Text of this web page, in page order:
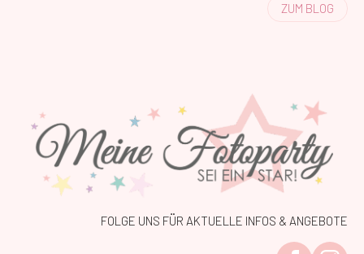
ZUM BLOG
FOLGE UNS FÜR AKTUELLE INFOS & ANGEBOTE